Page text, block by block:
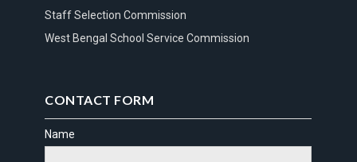
Staff Selection Commission
West Bengal School Service Commission
CONTACT FORM
Name